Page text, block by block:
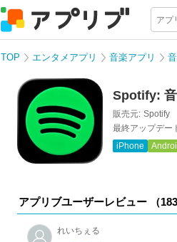
TOP エンタメアプリ 音楽アプリ
Spotify: 音
販売元: Spotify
最終アップデー
iPhone
アプリブユーザーレビュー （183
れいちぇる